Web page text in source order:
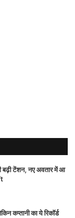
टेंशन, नए अवतार में आ
कप्तानी का ये रिकॉर्ड